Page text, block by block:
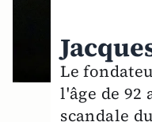
Le
l'âge de 92
scandale